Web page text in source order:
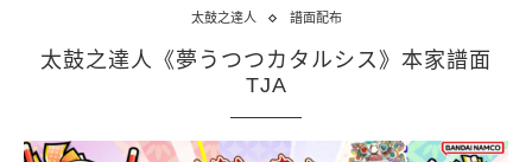
太鼓之達人 譜面配布
太鼓之達人《夢うつつカタルシス》本家譜面
TJA